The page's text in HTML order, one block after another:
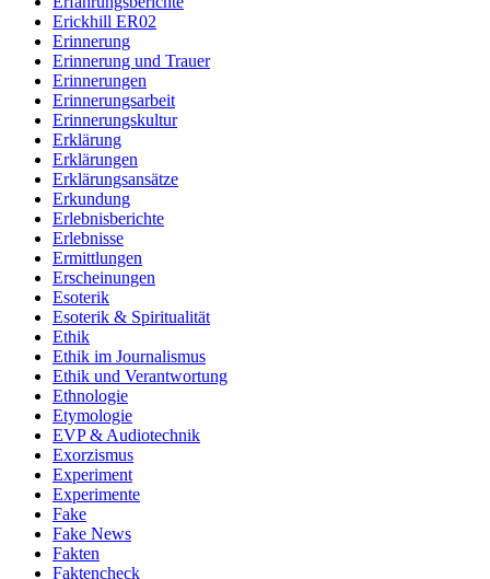
Erickhill ER02
Erinnerung
Erinnerung und Trauer
Erinnerungen
Erinnerungsarbeit
Erinnerungskultur
Erklärung
Erklärungen
Erklärungsansätze
Erkundung
Erlebnisberichte
Erlebnisse
Ermittlungen
Erscheinungen
Esoterik
Esoterik & Spiritualität
Ethik
Ethik im Journalismus
Ethik und Verantwortung
Ethnologie
Etymologie
EVP & Audiotechnik
Exorzismus
Experiment
Experimente
Fake
Fake News
Fakten
Faktencheck